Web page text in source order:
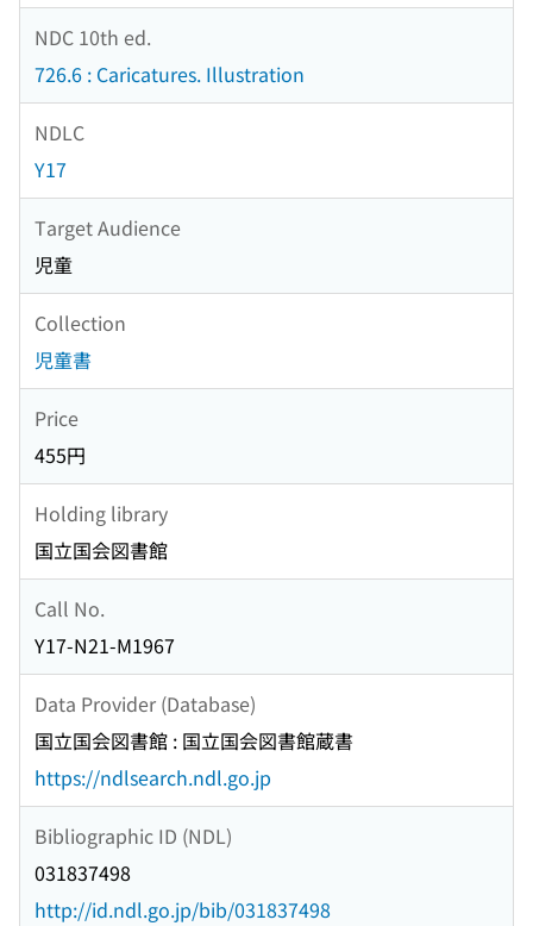
NDC 10th ed.
726.6 : Caricatures. Illustration
NDLC
Y17
Target Audience
児童
Collection
児童書
Price
455円
Holding library
国立国会図書館
Call No.
Y17-N21-M1967
Data Provider (Database)
国立国会図書館 : 国立国会図書館蔵書
https://ndlsearch.ndl.go.jp
Bibliographic ID (NDL)
031837498
http://id.ndl.go.jp/bib/031837498